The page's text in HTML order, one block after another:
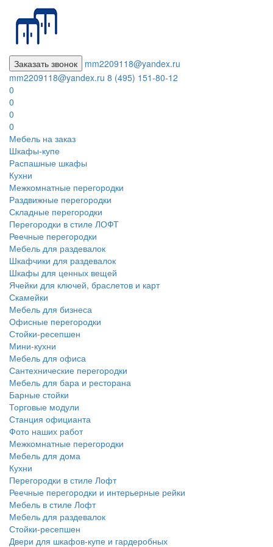
Заказать звонок
mm2209118@yandex.ru
mm2209118@yandex.ru 8 (495) 151-80-12
0
0
0
0
Мебель на заказ
Шкафы-купе
Распашные шкафы
Кухни
Межкомнатные перегородки
Раздвижные перегородки
Складные перегородки
Перегородки в стиле ЛОФТ
Реечные перегородки
Мебель для раздевалок
Шкафчики для раздевалок
Шкафы для ценных вещей
Ячейки для ключей, браслетов и карт
Скамейки
Мебель для бизнеса
Офисные перегородки
Стойки-ресепшен
Мини-кухни
Мебель для офиса
Сантехнические перегородки
Мебель для бара и ресторана
Барные стойки
Торговые модули
Станция официанта
Фото наших работ
Межкомнатные перегородки
Мебель для дома
Кухни
Перегородки в стиле Лофт
Реечные перегородки и интерьерные рейки
Мебель в стиле Лофт
Мебель для раздевалок
Стойки-ресепшен
Двери для шкафов-купе и гардеробных